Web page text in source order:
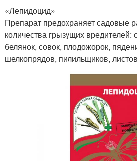
«Лепидоцид»
Препарат предохраняет садовые
количества грызущих вредителей:
белянок, совок, плодожорок,
шелкопрядов, пилильщиков,